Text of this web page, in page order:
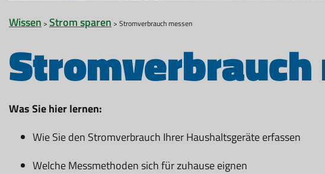
Wissen > Strom sparen > Stromverbrauch messen
Stromverbrauch
Was Sie hier lernen:
Wie Sie den Stromverbrauch Ihrer Haushaltsgeräte erfassen
Welche Messmethoden sich für zuhause eignen